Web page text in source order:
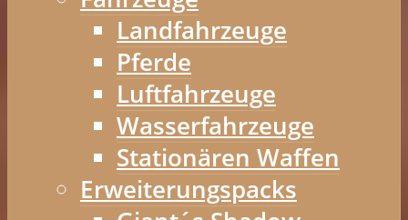
Landfahrzeuge
Pferde
Luftfahrzeuge
Wasserfahrzeuge
Stationären Waffen
Erweiterungspacks